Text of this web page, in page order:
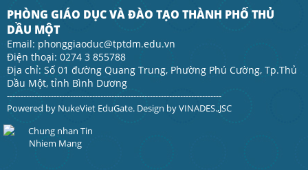
PHÒNG GIÁO DỤC VÀ ĐÀO TẠO THÀNH PHỐ THỦ
DẦU MỘT
Email: phonggiaoduc@tptdm.edu.vn
Điện thoại: 0274 3 855788
Địa chỉ: Số 01 đường Quang Trung, Phường Phú Cường, Tp.Thủ
Dầu Một, tỉnh Bình Dương
------------------------------------------------------------------------------
Powered by NukeViet EduGate. Design byVINADES.,JSC